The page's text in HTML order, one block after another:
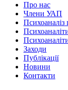
Про нас
Члени УАП
Психоаналіз
Заходи
Публікації
Новини
Контакти